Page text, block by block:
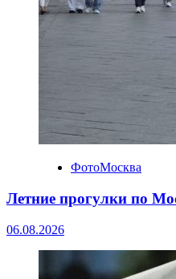
ФотоМосква
Летние прогулки по
06.08.2026